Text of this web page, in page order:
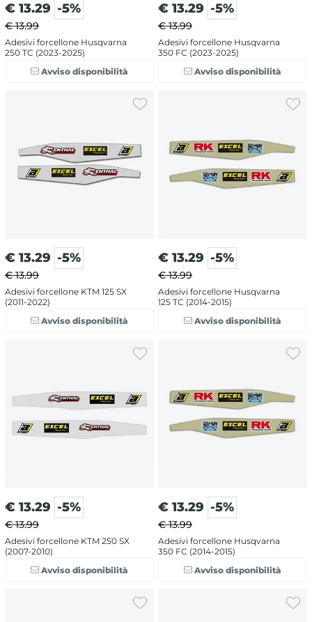
€ 13.29 -5%
€ 13.99
Adesivi forcellone Husqvarna
250 TC (2023-2025)
Avviso disponibilità
€ 13.29 -5%
€ 13.99
Adesivi forcellone Husqvarna
350 FC (2023-2025)
Avviso disponibilità
€ 13.29 -5%
€ 13.99
Adesivi forcellone KTM 125 SX
(2011-2022)
Avviso disponibilità
€ 13.29 -5%
€ 13.99
Adesivi forcellone Husqvarna
125 TC (2014-2015)
Avviso disponibilità
€ 13.29 -5%
€ 13.99
Adesivi forcellone KTM 250 SX
(2007-2010)
Avviso disponibilità
€ 13.29 -5%
€ 13.99
Adesivi forcellone Husqvarna
350 FC (2014-2015)
Avviso disponibilità